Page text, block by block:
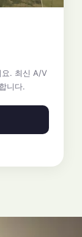
요. 최신 A/V
니다.